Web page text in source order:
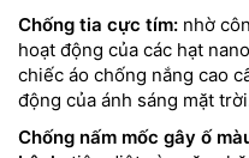
Chống tia cực tím: nhờ
hoạt động của các hạt
chiếc áo chống nắng cao
động của ánh sáng mặt
Chống nấm mốc gây ố